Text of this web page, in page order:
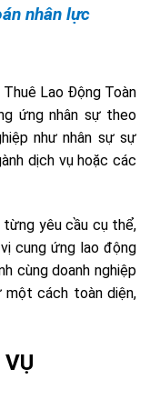
nhân lực
Thuê Lao Động Toàn
ứng nhân sự theo
như nhân sự sự
dịch vụ hoặc các
từng yêu cầu cụ thể,
cung ứng lao động
cùng doanh nghiệp
một cách toàn diện,